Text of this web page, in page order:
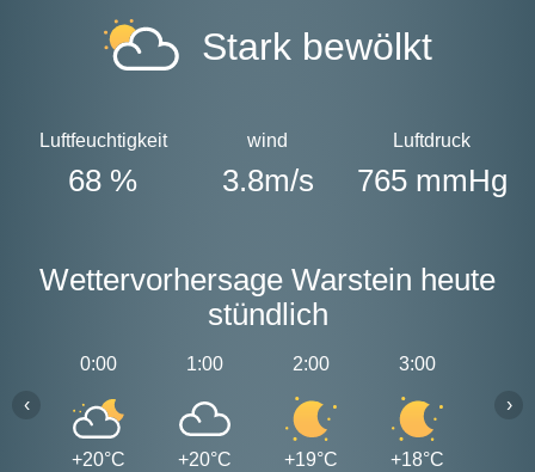
Stark bewölkt
Luftfeuchtigkeit
68 %
wind
3.8m/s
Luftdruck
765 mmHg
Wettervorhersage Warstein heute
stündlich
0:00
+20°C
1:00
+20°C
2:00
+19°C
3:00
+18°C
‹ ›